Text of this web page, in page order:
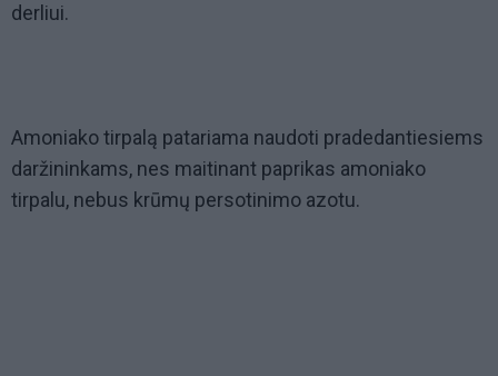
derliui.
Amoniako tirpalą patariama naudoti pradedantiesiems
daržininkams, nes maitinant paprikas amoniako
tirpalu, nebus krūmų persotinimo azotu.